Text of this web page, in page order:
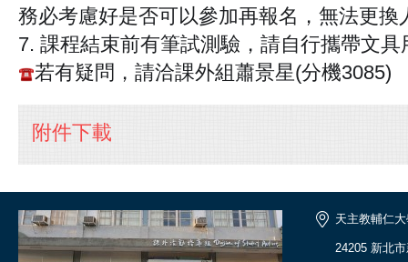
務必考慮好是否可以參加再報名，無法更換
7. 課程結束前有筆試測驗，請自行攜帶文具
☎️若有疑問，請洽課外組蕭景星(分機3085)
附件下載
天主教輔仁
24205 新北